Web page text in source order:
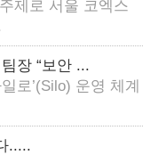
제로 서울 코엑스
장 “보안 ...
로’(Silo) 운영 체계
.....